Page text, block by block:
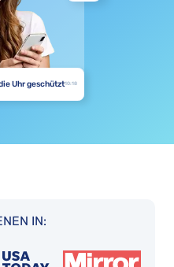
Uhr geschützt10:18
IN: